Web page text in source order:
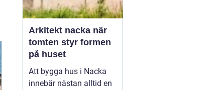
Arkitekt nacka när
tomten styr formen
på huset
Att bygga hus i Nacka
innebär nästan alltid en